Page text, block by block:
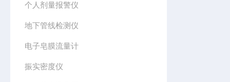
个人剂量报警仪
地下管线检测仪
电子皂膜流量计
振实密度仪